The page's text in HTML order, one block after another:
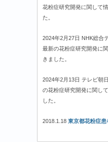
花粉症研究開発に関して
た。
2024年2月27日 NHK総合
最新の花粉症研究開発に
きました。
2024年2月13日 テレビ朝
の花粉症研究開発に関し
した。
2018.1.18 東京都花粉症患